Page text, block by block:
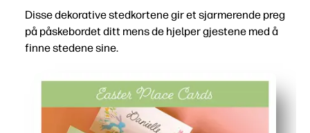
Disse dekorative stedkortene gir et sjarmerende preg
på påskebordet ditt mens de hjelper gjestene med å
finne stedene sine.
Du skriver ut og går - bare klipp, brett og plasser for
Du kan tilpasse hvert kort med navn eller små
Du holder sitteplassene stressfrie - ingen stokking i